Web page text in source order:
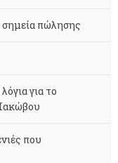
σημεία πώλησης
για το
που